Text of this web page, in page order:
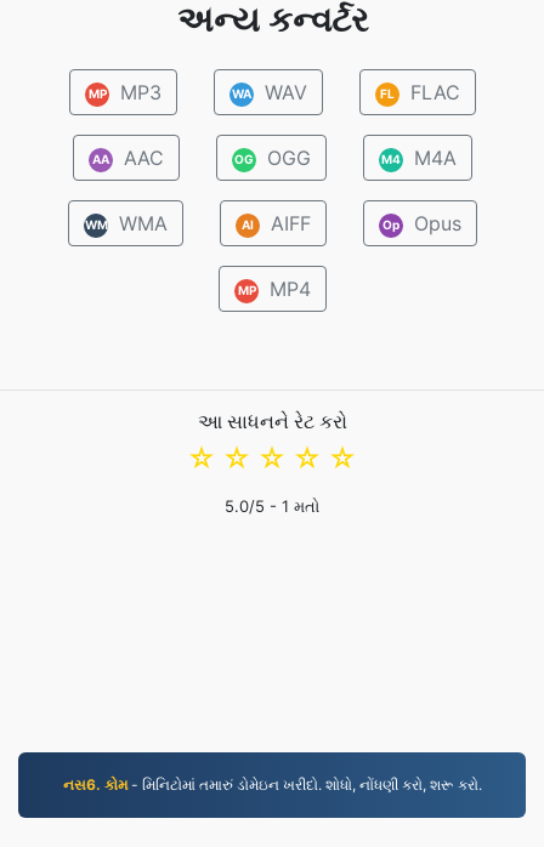
અન્ય કન્વર્ટર
MP MP3 WA WAV FL FLAC
AA AAC OG OGG M4 M4A
WM WMA AI AIFF Op Opus
MP MP4
આ સાધનને રેટ કરો
☆
☆
☆
☆
☆
5.0/5 - 1 મતો
નસ6. કોમ- મિનિટોમાં તમારું ડોમેઇન ખરીદો. શોધો, નોંધણી કરો, શરૂ કરો.